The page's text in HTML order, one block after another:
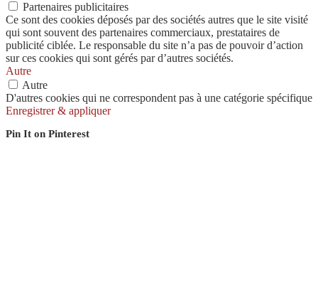
Partenaires publicitaires
Ce sont des cookies déposés par des sociétés autres que le site visité
qui sont souvent des partenaires commerciaux, prestataires de
publicité ciblée. Le responsable du site n’a pas de pouvoir d’action
sur ces cookies qui sont gérés par d’autres sociétés.
Autre
Autre
D'autres cookies qui ne correspondent pas à une catégorie spécifique
Enregistrer & appliquer
Pin It on Pinterest